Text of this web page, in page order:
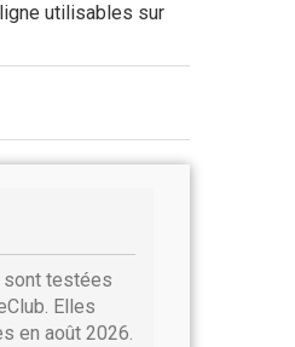
utilisables sur
sont testées
Elles
en août 2026.